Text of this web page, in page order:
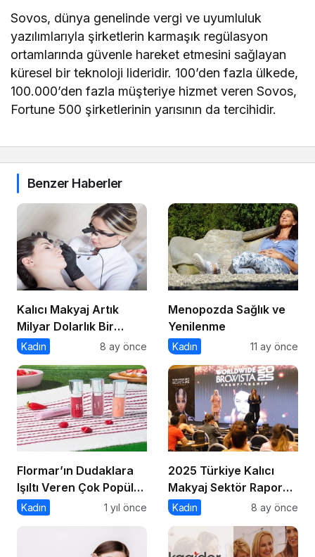
Sovos, dünya genelinde vergi ve uyumluluk
yazılımlarıyla şirketlerin karmaşık regülasyon
ortamlarında güvenle hareket etmesini sağlayan
küresel bir teknoloji lideridir. 100’den fazla ülkede,
100.000’den fazla müşteriye hizmet veren Sovos,
Fortune 500 şirketlerinin yarısının da tercihidir.
Benzer Haberler
Kalıcı Makyaj Artık
Milyar Dolarlık Bir
Endüstri
Kadın 8 ay önce
Menopozda Sağlık ve
Yenilenme
Kadın 11 ay önce
Flormar’ın Dudaklara
Işıltı Veren Çok Popüler
Lipgloss Serisi Dewy
Kadın 1 yıl önce
2025 Türkiye Kalıcı
Makyaj Sektör Raporu
Açıklandı
Kadın 8 ay önce